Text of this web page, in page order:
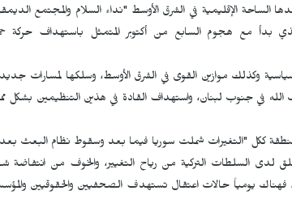
الساحة الإقليمية في الشرق الأوسط "نداء السلام والمجتمع
بدأ مع هجوم السابع من أكتوبر المتمثل باستهداف حركة
وكذلك موازين القوى في الشرق الأوسط، وسلكها لمسارات
في جنوب لبنان، واستهداف القادة في هذين التنظيمين بشكل
ككل "التغيرات شملت سوريا فيما بعد وسقوط نظام البعث بعد
القلق لدى السلطات التركية من رياح التغيير، والخوف من انتفاضة
فهناك يومياً حالات اعتقال تستهدف الصحفيين والحقوقيين